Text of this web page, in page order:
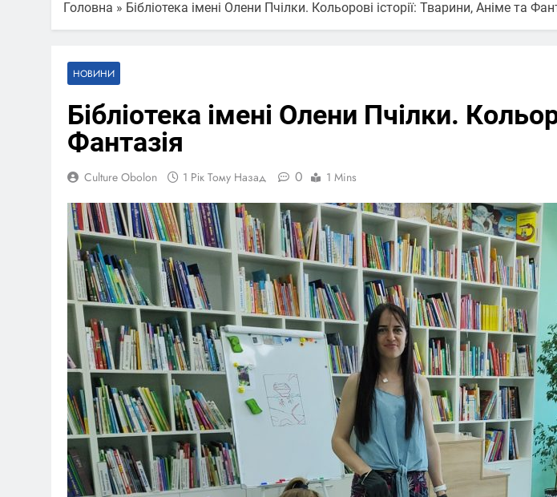
Головна » Бібліотека імені Олени Пчілки. Кольорові історії: Тварини, Аніме та
НОВИНИ
Бібліотека імені Олени Пчілки.
Фантазія
Culture Obolon 1 Рік Тому Назад 0 1 Mins